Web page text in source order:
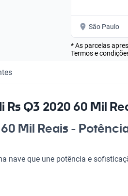
São Paulo
* As parcelas
Termos e
Rs Q3 2020 60 Mil
Mil Reais -
nave que une potência e
para quem busca um bólido que